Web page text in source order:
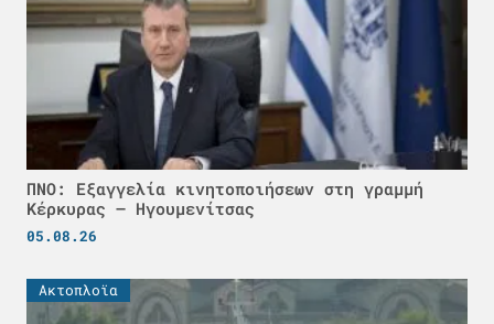
ΠΝΟ: Εξαγγελία κινητοποιήσεων στη γραμμή
Κέρκυρας – Ηγουμενίτσας
05.08.26
Ακτοπλοϊα